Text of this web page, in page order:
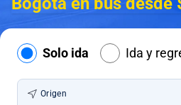
Solo ida Ida y
Origen